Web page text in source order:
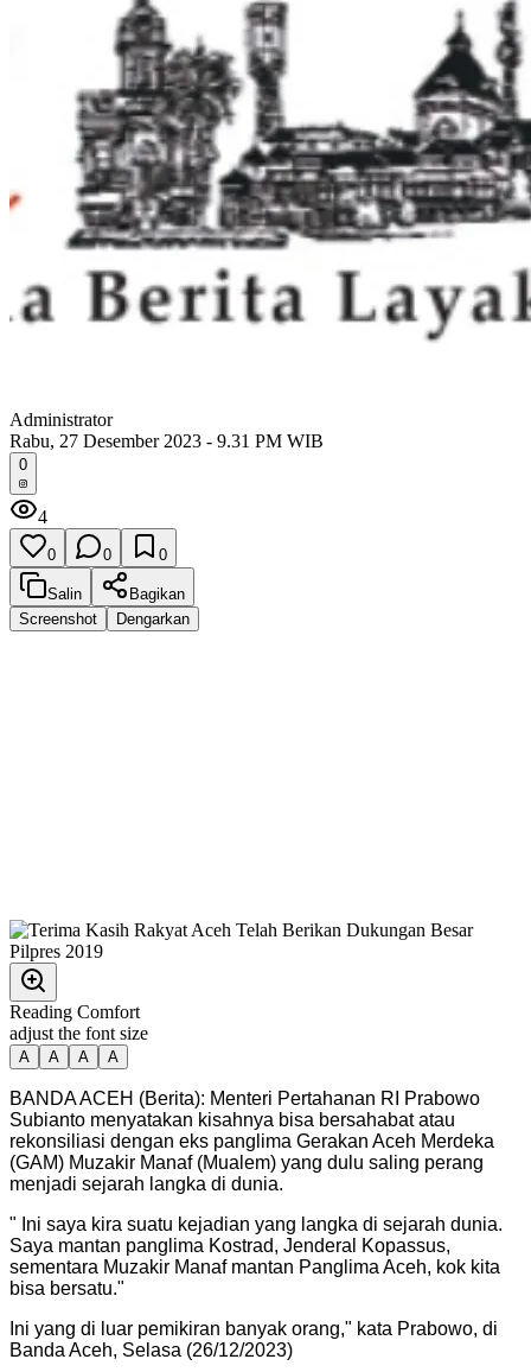
Administrator
Rabu, 27 Desember 2023 - 9.31 PM WIB
0
4
0 0 0
Salin
Bagikan
Screenshot
Dengarkan
Reading Comfort
adjust the font size
A A A A
BANDA ACEH (Berita): Menteri Pertahanan RI Prabowo
Subianto menyatakan kisahnya bisa bersahabat atau
rekonsiliasi dengan eks panglima Gerakan Aceh Merdeka
(GAM) Muzakir Manaf (Mualem) yang dulu saling perang
menjadi sejarah langka di dunia.
" Ini saya kira suatu kejadian yang langka di sejarah dunia.
Saya mantan panglima Kostrad, Jenderal Kopassus,
sementara Muzakir Manaf mantan Panglima Aceh, kok kita
bisa bersatu."
Ini yang di luar pemikiran banyak orang," kata Prabowo, di
Banda Aceh, Selasa (26/12/2023)